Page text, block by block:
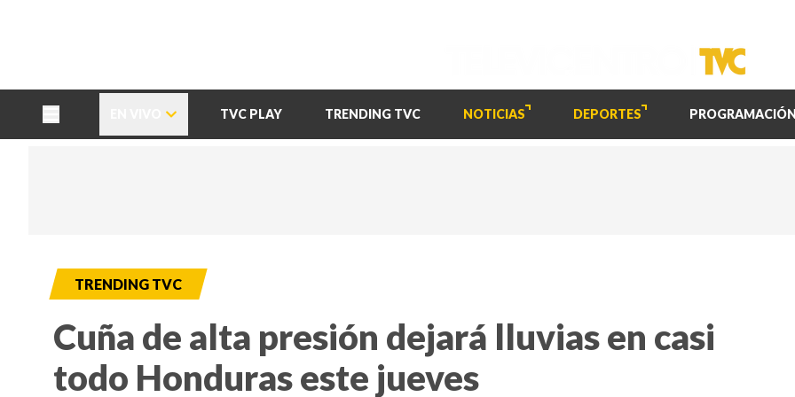
TVC PLAY TRENDING TVC NOTICIAS DEPORTES PROGRAMACIÓN
TRENDING TVC
Cuña de alta presión dejará lluvias en casi
todo Honduras este jueves